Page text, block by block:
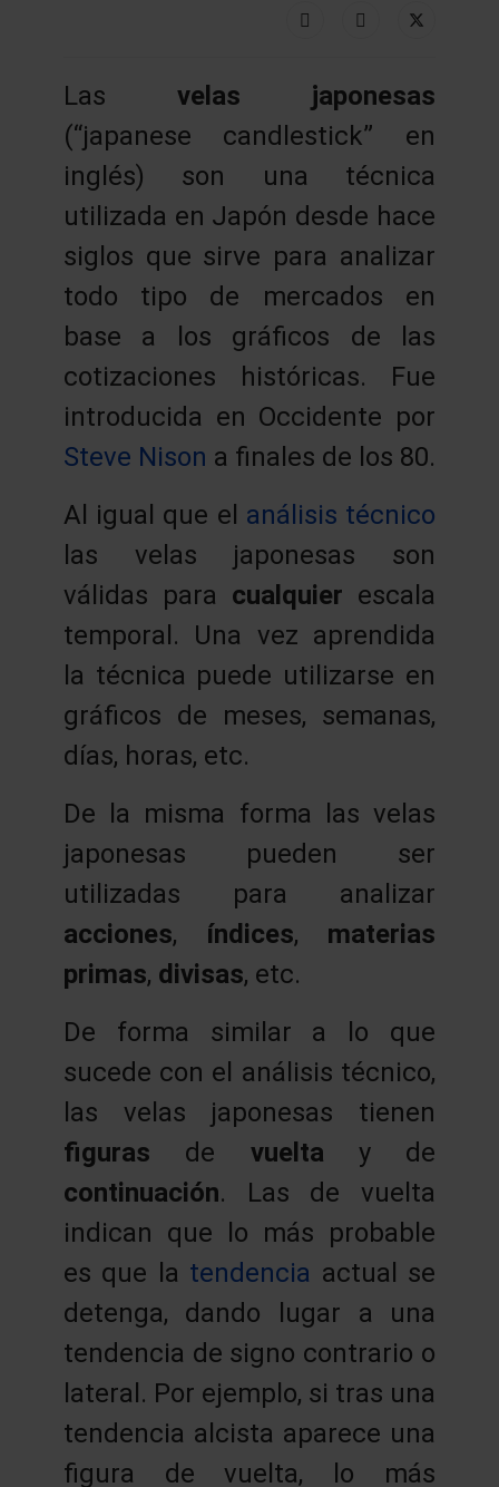
Las velas japonesas
(“japanese candlestick” en
inglés) son una técnica
utilizada en Japón desde hace
siglos que sirve para analizar
todo tipo de mercados en
base a los gráficos de las
cotizaciones históricas. Fue
introducida en Occidente por
Steve Nison a finales de los 80.
Al igual que el análisis técnico
las velas japonesas son
válidas para cualquier escala
temporal. Una vez aprendida
la técnica puede utilizarse en
gráficos de meses, semanas,
días, horas, etc.
De la misma forma las velas
japonesas pueden ser
utilizadas para analizar
acciones, índices, materias
primas, divisas, etc.
De forma similar a lo que
sucede con el análisis técnico,
las velas japonesas tienen
figuras de vuelta y de
continuación. Las de vuelta
indican que lo más probable
es que la tendencia actual se
detenga, dando lugar a una
tendencia de signo contrario o
lateral. Por ejemplo, si tras una
tendencia alcista aparece una
figura de vuelta, lo más